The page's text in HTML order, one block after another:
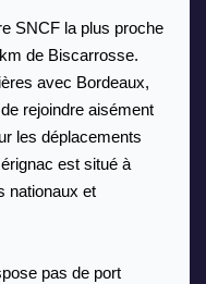
SNCF la plus proche
de Biscarrosse.
avec Bordeaux,
rejoindre aisément
les déplacements
est situé à
nationaux et
pas de port